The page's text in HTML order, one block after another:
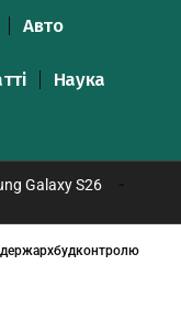
Авто
Наука
Galaxy S26
держархбудконтролю